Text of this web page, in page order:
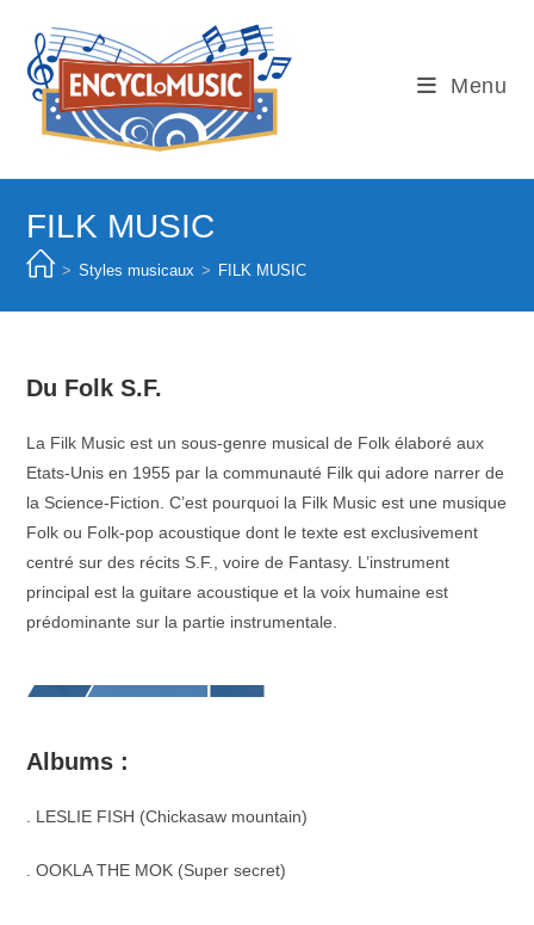
content
Menu
FILK MUSIC
> Styles musicaux > FILK MUSIC
Du Folk S.F.
La Filk Music est un sous-genre musical de Folk élaboré aux
Etats-Unis en 1955 par la communauté Filk qui adore narrer de
la Science-Fiction. C’est pourquoi la Filk Music est une musique
Folk ou Folk-pop acoustique dont le texte est exclusivement
centré sur des récits S.F., voire de Fantasy. L’instrument
principal est la guitare acoustique et la voix humaine est
prédominante sur la partie instrumentale.
Albums :
. LESLIE FISH (Chickasaw mountain)
. OOKLA THE MOK (Super secret)